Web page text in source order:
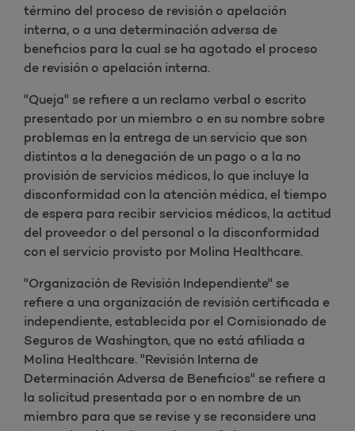
término del proceso de revisión o apelación
interna, o a una determinación adversa de
beneficios para la cual se ha agotado el proceso
de revisión o apelación interna.
"Queja" se refiere a un reclamo verbal o escrito
presentado por un miembro o en su nombre sobre
problemas en la entrega de un servicio que son
distintos a la denegación de un pago o a la no
provisión de servicios médicos, lo que incluye la
disconformidad con la atención médica, el tiempo
de espera para recibir servicios médicos, la actitud
del proveedor o del personal o la disconformidad
con el servicio provisto por Molina Healthcare.
"Organización de Revisión Independiente" se
refiere a una organización de revisión certificada e
independiente, establecida por el Comisionado de
Seguros de Washington, que no está afiliada a
Molina Healthcare. "Revisión Interna de
Determinación Adversa de Beneficios" se refiere a
la solicitud presentada por o en nombre de un
miembro para que se revise y se reconsidere una